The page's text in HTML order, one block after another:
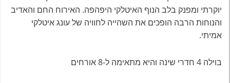
יוקרתי ומפנק בלב הנוף האיטלקי היפהפה. האירוח החם והאדיב
והנוחות הרבה הופכים את השהייה לחוויה של עונג איטלקי
אמיתי.
בוילה 4 חדרי שינה והיא מתאימה ל-8 אורחים